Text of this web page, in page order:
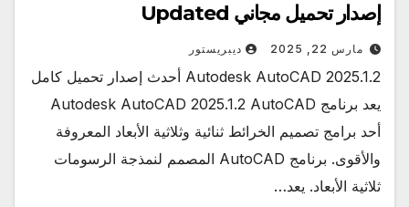
إصدار تحميل مجاني Updated
مارس 22, 2025 ديبريستور
Autodesk AutoCAD 2025.1.2 أحدث إصدار تحميل كامل
يعد برنامج Autodesk AutoCAD 2025.1.2 AutoCAD
أحد برامج تصميم الخرائط ثنائية وثلاثية الأبعاد المعروفة
والأقوى. برنامج AutoCAD المصمم لنمذجة الرسومات
ثلاثية الأبعاد. يعد…